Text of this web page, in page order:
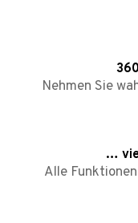
Nehmen Sie
…
Alle